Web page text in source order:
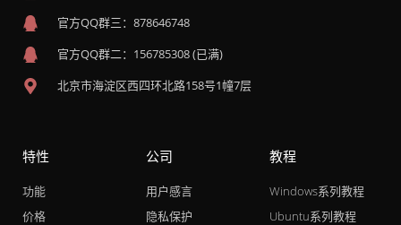
官方QQ群三：878646748
官方QQ群二：156785308 (已满)
北京市海淀区西四环北路158号1幢7层
特性
功能
价格
公司
用户感言
隐私保护
教程
Windows系列教程
Ubuntu系列教程